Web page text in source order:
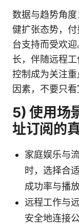
数据与趋势角
健扩张态势，
台支持而受欢
长，伴随远程
控制成为关注
因素，不要只看
5) 使用场
址订阅的
家庭娱乐与
时，选择合
成功率与播
远程工作与
安全地连接